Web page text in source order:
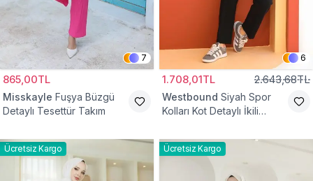
7
865,00TL
Misskayle Fuşya Büzgü
Detaylı Tesettür Takım
6
1.708,01TL 2.643,68TL
Westbound Siyah Spor
Kolları Kot Detaylı İkili
Ücretsiz Kargo Ücretsiz Kargo